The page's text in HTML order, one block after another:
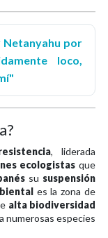
Netanyahu por
loco,
, liderada
ecologistas que
su suspensión
es la zona de
alta biodiversidad
numerosas especies